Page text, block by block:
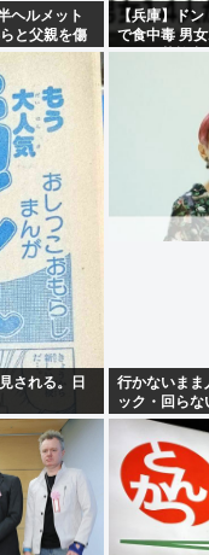
ヘルメット
と父親を傷
【兵庫】ド
で食中毒 男
ラ属の菌検出
される。日
行かないまま
ック・回らな